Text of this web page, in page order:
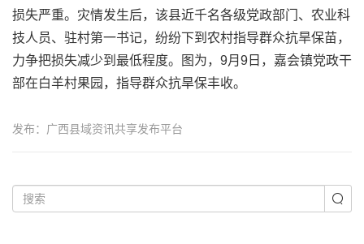
损失严重。灾情发生后，该县近千名各级党政部门、农业科
技人员、驻村第一书记，纷纷下到农村指导群众抗旱保苗，
力争把损失减少到最低程度。图为，9月9日，嘉会镇党政干
部在白羊村果园，指导群众抗旱保丰收。
发布：广西县域资讯共享发布平台